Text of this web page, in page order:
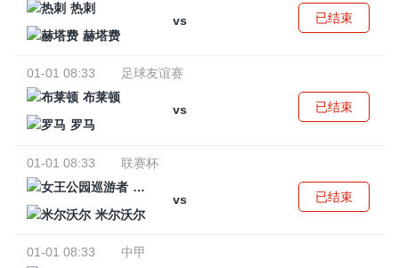
热刺
vs
赫塔费
已结束
01-01 08:33
足球友谊赛
布莱顿
vs
罗马
已结束
01-01 08:33
联赛杯
女王公园巡游者
vs
米尔沃尔
已结束
01-01 08:33
中甲